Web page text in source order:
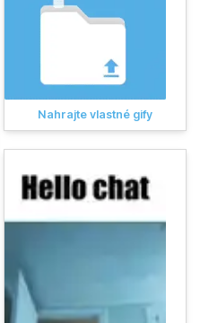
Nahrajte vlastné gify